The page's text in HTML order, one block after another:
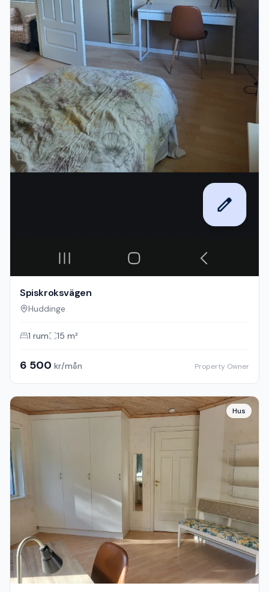
Spiskroksvägen
Huddinge
1 rum 15 m²
6 500 kr/mån Property Owner
Hus